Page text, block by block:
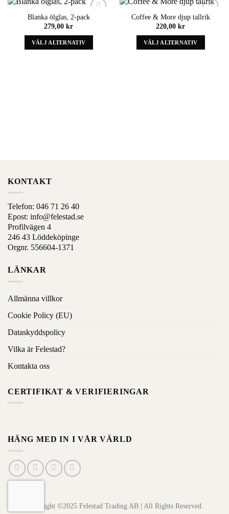
Add to
Blanka ölglas, 2-pack
279,00 kr
VÄLJ ALTERNATIV
Add to
Coffee & More djup tallrik
220,00 kr
VÄLJ ALTERNATIV
KONTAKT
Telefon: 046 71 26 40
Epost: info@felestad.se
Profilvägen 4
246 43 Löddeköpinge
Orgnr. 556604-1371
LÄNKAR
Allmänna villkor
Cookie Policy (EU)
Dataskyddspolicy
Vilka är Felestad?
Kontakta oss
CERTIFIKAT & VERIFIERINGAR
HÄNG MED IN I VÅR VÄRLD
Copyright ©2025 Felestad Trading AB | All Rights Reserved.